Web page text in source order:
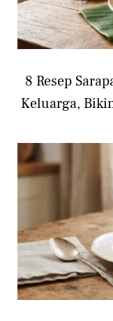
8 Resep
Keluarga,